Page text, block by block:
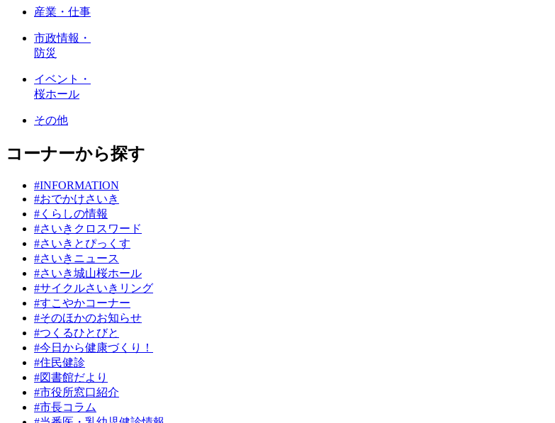
産業・仕事
市政情報・
防災
イベント・
桜ホール
その他
コーナーから探す
#INFORMATION
#おでかけさいき
#くらしの情報
#さいきクロスワード
#さいきとぴっくす
#さいきニュース
#さいき城山桜ホール
#サイクルさいきリング
#すこやかコーナー
#そのほかのお知らせ
#つくるひとびと
#今日から健康づくり！
#住民健診
#図書館だより
#市役所窓口紹介
#市長コラム